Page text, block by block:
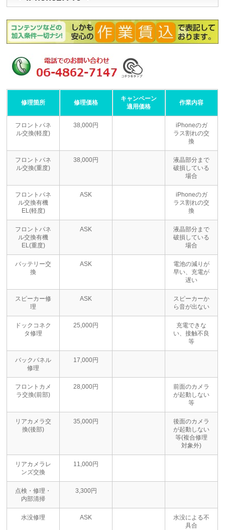
修理箇所 修理価格
キャンペーン
適用価格
作業内容
フロントパネ
ル交換(軽度)
38,000円
iPhoneのガ
ラス割れの交
換
フロントパネ
ル交換(重度)
38,000円
液晶部分まで
破損している
場合
フロントパネ
ル交換有機
EL(軽度)
ASK
iPhoneのガ
ラス割れの交
換
フロントパネ
ル交換有機
EL(重度)
ASK
液晶部分まで
破損している
場合
バッテリー交
換
ASK
電池の減りが
早い、充電が
遅い
スピーカー修
理
ASK
スピーカーか
ら音が出ない
ドックコネク
タ修理
25,000円
充電できな
い、接触不良
等
バックパネル
修理
17,000円
フロントカメ
ラ交換(前部)
28,000円
前面のカメラ
が起動しない
等
リアカメラ交
換(後部)
35,000円
後面のカメラ
が起動しない
等(複合修理
対象外)
リアカメラレ
ンズ交換
11,000円
点検・修理・
内部清掃
3,300円
水没修理 ASK
水没による不
具合